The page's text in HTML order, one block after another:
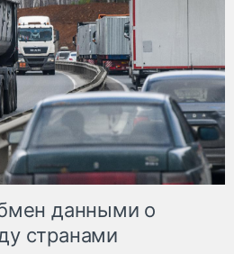
данными о
странами